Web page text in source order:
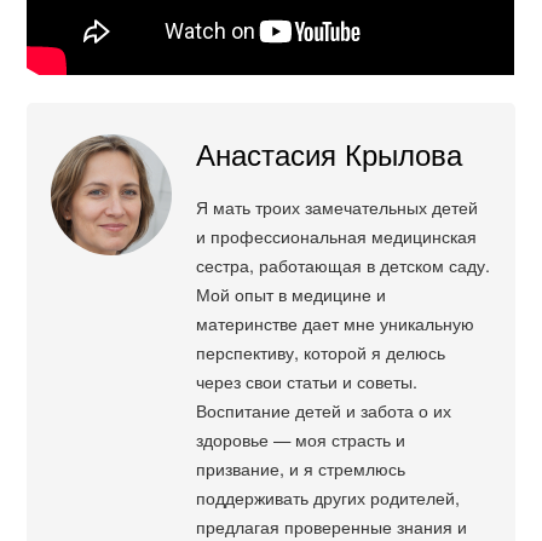
Анастасия Крылова
Я мать троих замечательных детей
и профессиональная медицинская
сестра, работающая в детском саду.
Мой опыт в медицине и
материнстве дает мне уникальную
перспективу, которой я делюсь
через свои статьи и советы.
Воспитание детей и забота о их
здоровье — моя страсть и
призвание, и я стремлюсь
поддерживать других родителей,
предлагая проверенные знания и